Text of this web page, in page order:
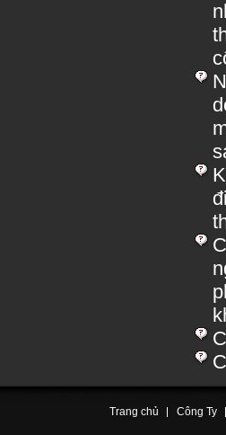
Trang chủ Công Ty